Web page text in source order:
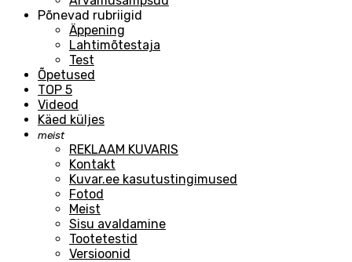
Põnevad rubriigid
Äppening
Lahtimõtestaja
Test
Õpetused
TOP 5
Videod
Käed küljes
meist
REKLAAM KUVARIS
Kontakt
Kuvar.ee kasutustingimused
Fotod
Meist
Sisu avaldamine
Tootetestid
Versioonid